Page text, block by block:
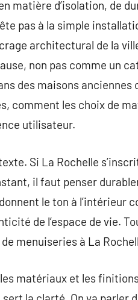
matière d’isolation, de
pas à la simple
architectural de la
non pas comme un
des maisons anciennes
comment les choix de
utilisateur.
Si La Rochelle
il faut penser
le ton à l’intérieur
de l’espace de vie.
menuiseries à La
matériaux et les